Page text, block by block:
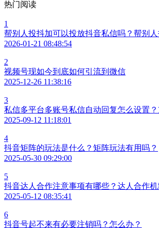
热门阅读
1
帮别人投抖加可以投放抖音私信吗？帮别
2026-01-21 08:48:54
2
视频号现如今到底如何引流到微信
2025-12-26 11:38:16
3
私信多平台多账号私信自动回复怎么设置
2025-09-12 11:18:01
4
抖音矩阵的玩法是什么？矩阵玩法有用吗？
2025-05-30 09:29:00
5
抖音达人合作注意事项有哪些？达人合作机
2025-05-12 08:35:41
6
抖音号起不来有必要注销吗？怎么办？